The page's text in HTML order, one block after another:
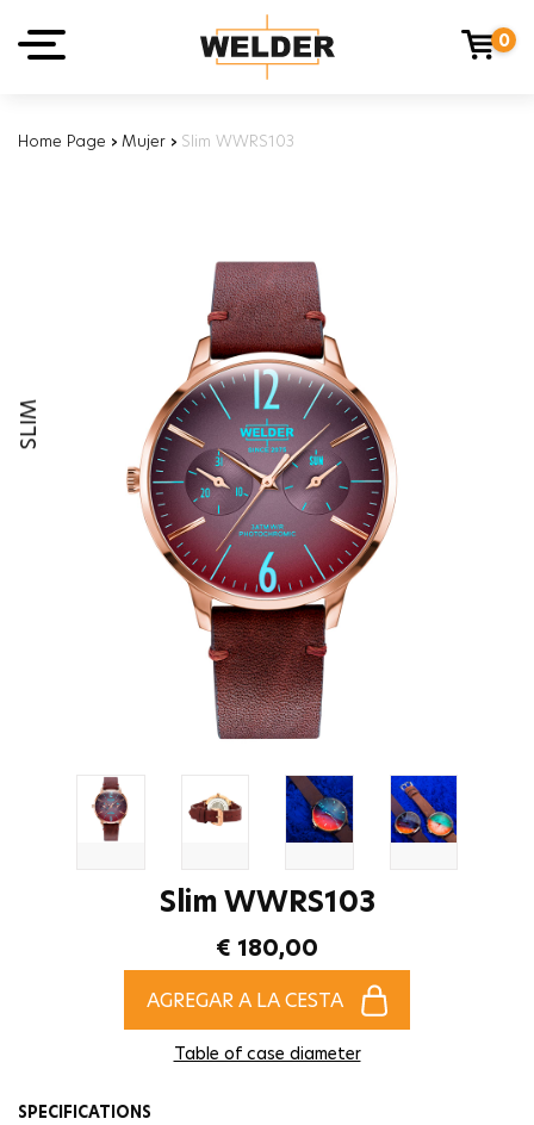
0
Home Page › Mujer › Slim WWRS103
SLIM
Slim WWRS103
€ 180,00
AGREGAR A LA CESTA
Table of case diameter
SPECIFICATIONS